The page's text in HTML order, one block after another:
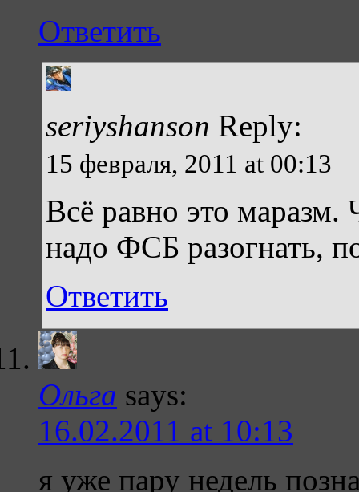
Ответить
seriyshanson Reply:
15 февраля, 2011 at 00:13
Всё равно это маразм.
надо ФСБ разогнать,
Ответить
Ольга says:
16.02.2011 at 10:13
я уже пару недель